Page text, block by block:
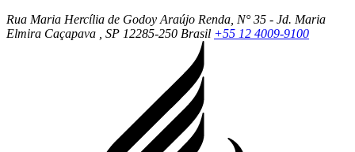
Rua Maria Hercília de Godoy Araújo Renda, N° 35 - Jd. Maria
Elmira Caçapava , SP 12285-250 Brasil +55 12 4009-9100